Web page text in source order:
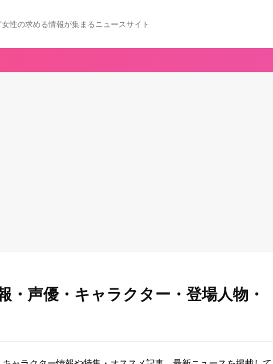
性の求める情報が集まるニュースサイト
声優・キャラクター・登場人物・